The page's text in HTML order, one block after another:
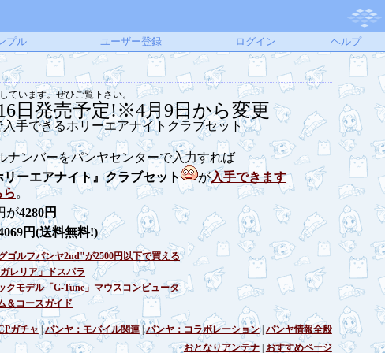
プル ユーザー登録 ログイン ヘルプ
います。ぜひご覧下さい。
日発売予定!※4月9日から変更
ナンバーをパンヤセンターで入力すれば
リーエアナイト』クラブセット が入手できます
ら。
が4280円
円(送料無料!)
ゴルフパンヤ2nd"が2500円以下で買える
レリア」ドスパラ
クモデル「G-Tune」マウスコンピュータ
＆コースガイド
ガチャ |パンヤ：モバイル関連|パンヤ：コラボレーション| パンヤ情報全般
おとなりアンテナ| おすすめページ